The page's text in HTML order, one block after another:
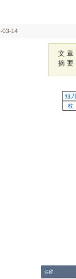
03-14
文 章
摘 要
短刀
杖